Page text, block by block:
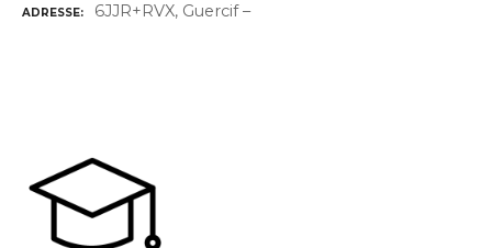
ADRESSE 6JJR+RVX, Guercif –